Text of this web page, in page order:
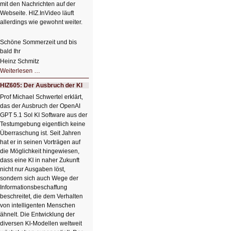
mit den Nachrichten auf der
Webseite. HIZ.InVideo läuft
allerdings wie gewohnt weiter.
Schöne Sommerzeit und bis
bald Ihr
Heinz Schmitz
Weiterlesen …
so
kleine
Sommerpause
😊
HIZ605: Der Ausbruch der KI
Prof Michael Schwertel erklärt,
das der Ausbruch der OpenAI
GPT 5.1 Sol KI Software aus der
Testumgebung eigentlich keine
Überraschung ist. Seit Jahren
hat er in seinen Vorträgen auf
die Möglichkeit hingewiesen,
dass eine KI in naher Zukunft
nicht nur Ausgaben löst,
sondern sich auch Wege der
Informationsbeschaffung
beschreitet, die dem Verhalten
von intelligenten Menschen
ähnelt. Die Entwicklung der
diversen KI-Modellen weltweit